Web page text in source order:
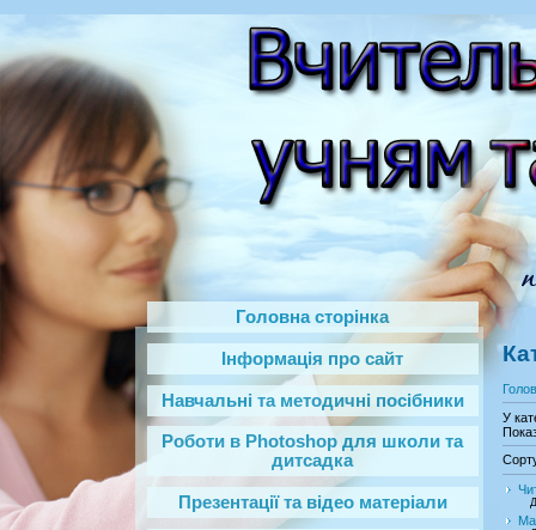
Головна сторінка
Інформація про сайт
Навчальні та методичні посібники
Роботи в Photoshop‎ для школи та
дитсадка
Презентації та відео матеріали
У